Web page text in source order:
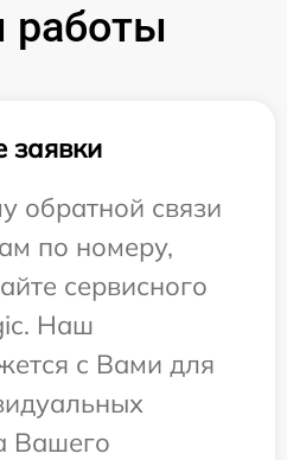
работы
обратной связи
по номеру,
сервисного
Наш
с Вами для
Вашего